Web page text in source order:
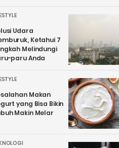
Udara
Ketahui 7
Melindungi
paru Anda
Makan
yang Bisa Bikin
Makin Melar